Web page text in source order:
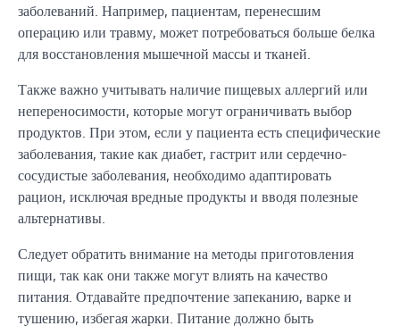
заболеваний. Например, пациентам, перенесшим
операцию или травму, может потребоваться больше белка
для восстановления мышечной массы и тканей.
Также важно учитывать наличие пищевых аллергий или
непереносимости, которые могут ограничивать выбор
продуктов. При этом, если у пациента есть специфические
заболевания, такие как диабет, гастрит или сердечно-
сосудистые заболевания, необходимо адаптировать
рацион, исключая вредные продукты и вводя полезные
альтернативы.
Следует обратить внимание на методы приготовления
пищи, так как они также могут влиять на качество
питания. Отдавайте предпочтение запеканию, варке и
тушению, избегая жарки. Питание должно быть